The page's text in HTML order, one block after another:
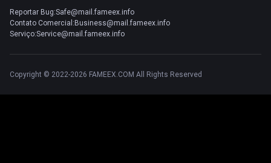
Reportar Bug:Safe@mail.fameex.info
Contato Comercial:Business@mail.fameex.info
Serviço:Service@mail.fameex.info
Copyright © 2022-2026 FAMEEX.COM All Rights Reserved